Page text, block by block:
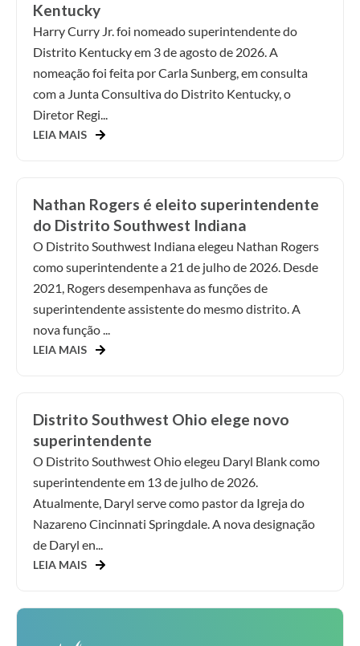
Kentucky
Harry Curry Jr. foi nomeado superintendente do
Distrito Kentucky em 3 de agosto de 2026. A
nomeação foi feita por Carla Sunberg, em consulta
com a Junta Consultiva do Distrito Kentucky, o
Diretor Regi...
LEIA MAIS
Nathan Rogers é eleito superintendente
do Distrito Southwest Indiana
O Distrito Southwest Indiana elegeu Nathan Rogers
como superintendente a 21 de julho de 2026. Desde
2021, Rogers desempenhava as funções de
superintendente assistente do mesmo distrito. A
nova função ...
LEIA MAIS
Distrito Southwest Ohio elege novo
superintendente
O Distrito Southwest Ohio elegeu Daryl Blank como
superintendente em 13 de julho de 2026.
Atualmente, Daryl serve como pastor da Igreja do
Nazareno Cincinnati Springdale. A nova designação
de Daryl en...
LEIA MAIS